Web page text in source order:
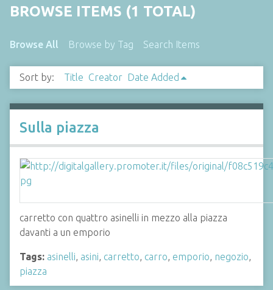
BROWSE ITEMS (1 TOTAL)
Browse All Browse by Tag Search Items
Sort by: Title Creator Date Added
Sulla piazza
carretto con quattro asinelli in mezzo alla piazza
davanti a un emporio
Tags: asinelli, asini, carretto, carro, emporio, negozio,
piazza